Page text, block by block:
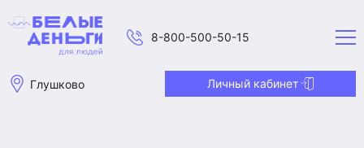
8-800-500-50-15
Глушково Личный кабинет